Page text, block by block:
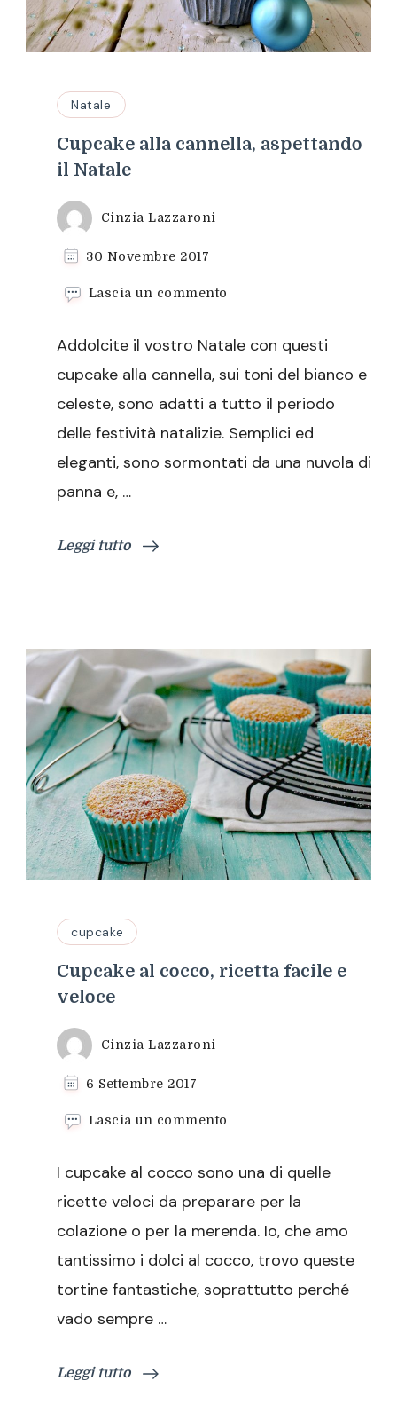
Natale
Cupcake alla cannella, aspettando
il Natale
Cinzia Lazzaroni
30 Novembre 2017
Lascia un commento
cannella,
aspettando
Natale
Addolcite il vostro Natale con questi
cupcake alla cannella, sui toni del bianco e
celeste, sono adatti a tutto il periodo
delle festività natalizie. Semplici ed
eleganti, sono sormontati da una nuvola di
panna e, …
Leggi tutto
cupcake
Cupcake al cocco, ricetta facile e
veloce
Cinzia Lazzaroni
6 Settembre 2017
Lascia un commento
cocco,
facile
e
I cupcake al cocco sono una di quelle
ricette veloci da preparare per la
colazione o per la merenda. Io, che amo
tantissimo i dolci al cocco, trovo queste
tortine fantastiche, soprattutto perché
vado sempre …
Leggi tutto